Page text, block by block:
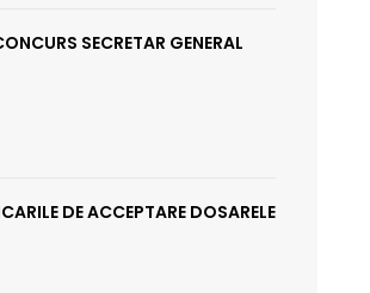
SECRETAR GENERAL
DE ACCEPTARE DOSARELE